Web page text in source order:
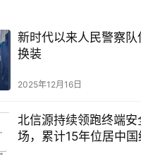
新时代以来人民警察
换装
2025年12月16日
北信源持续领跑终端安
场，累计15年位居中